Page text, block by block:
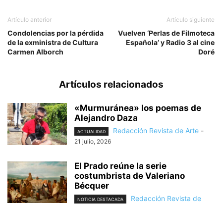
Artículo anterior
Condolencias por la pérdida
de la exministra de Cultura
Carmen Alborch
Artículo siguiente
Vuelven ‘Perlas de Filmoteca
Española’ y Radio 3 al cine
Doré
Artículos relacionados
«Murmuránea» los poemas de
Alejandro Daza
ACTUALIDAD Redacción Revista de Arte -
21 julio, 2026
El Prado reúne la serie
costumbrista de Valeriano
Bécquer
NOTICIA DESTACADA
Redacción Revista de